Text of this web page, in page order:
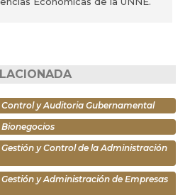
y Auditoria Gubernamental
y Control de la Administración
y Administración de Empresas